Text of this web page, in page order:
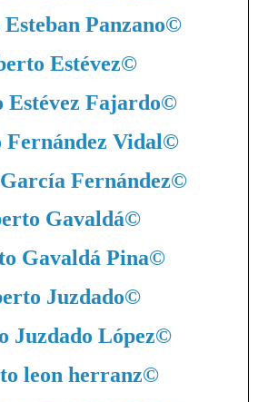
Panzano©
Estévez©
Estévez Fajardo©
Vidal©
Fernández©
Gavaldá©
Gavaldá Pina©
Juzdado©
Juzdado López©
leon herranz©